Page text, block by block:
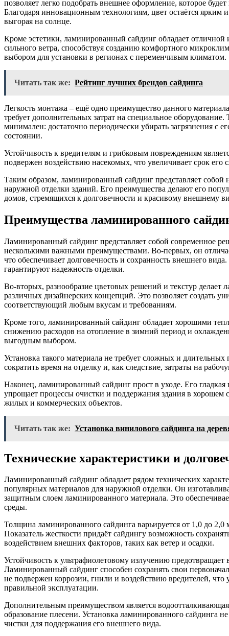
позволяет легко подобрать внешнее оформление, которое
Благодаря инновационным технологиям, цвет остаётся
выгорая на солнце.
Кроме эстетики, ламинированный сайдинг обладает
сильного ветра, способствуя созданию комфортного
выбором для установки в регионах с переменчивым климатом.
Читать так же: Рейтинг лучших брендов сайдинга
Легкость монтажа – ещё одно преимущество данного
требует дополнительных затрат на специальное
минимален: достаточно периодически убирать загрязнения с
состоянии.
Устойчивость к вредителям и грибковым повреждениям
подвержен воздействию насекомых, что увеличивает срок
Таким образом, ламинированный сайдинг представляет собой
наружной отделки зданий. Его преимущества делают его
домов, стремящихся к долговечности и красивому внешнему
Преимущества ламинированного
Ламинированный сайдинг представляет собой современное
несколькими важными преимуществами. Во-первых, он
что обеспечивает долговечность и сохранность внешнего
гарантируют надежность отделки.
Во-вторых, разнообразие цветовых решений и текстур
различных дизайнерских концепций. Это позволяет создать
соответствующий любым вкусам и требованиям.
Кроме того, ламинированный сайдинг обладает хорошими
снижению расходов на отопление в зимний период и
выгодным выбором.
Установка такого материала не требует сложных и
сократить время на отделку и, как следствие, затраты на
Наконец, ламинированный сайдинг прост в уходе. Его гладкая
упрощает процессы очистки и поддержания здания в хорошем
жилых и коммерческих объектов.
Читать так же: Установка винилового сайдинга на
Технические характеристики и
Ламинированный сайдинг обладает рядом технических
популярных материалов для наружной отделки. Он
защитным слоем ламинированного материала. Это
среды.
Толщина ламинированного сайдинга варьируется от 1,0 до 2,0
Показатель жесткости придаёт сайдингу возможность
воздействием внешних факторов, таких как ветер и осадки.
Устойчивость к ультрафиолетовому излучению
Ламинированный сайдинг способен сохранять свои
не подвержен коррозии, гнили и воздействию вредителей,
правильной эксплуатации.
Дополнительным преимуществом является
образование плесени. Установка ламинированного сайдинга
чистки для поддержания его внешнего вида.